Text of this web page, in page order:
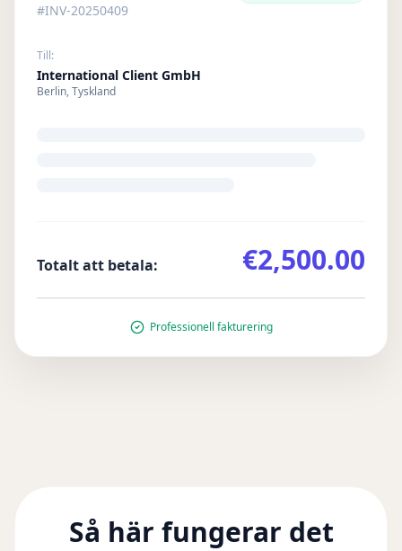
#INV-20250409
Till:
International Client GmbH
Berlin, Tyskland
Totalt att betala: €2,500.00
Professionell fakturering
Så här fungerar det